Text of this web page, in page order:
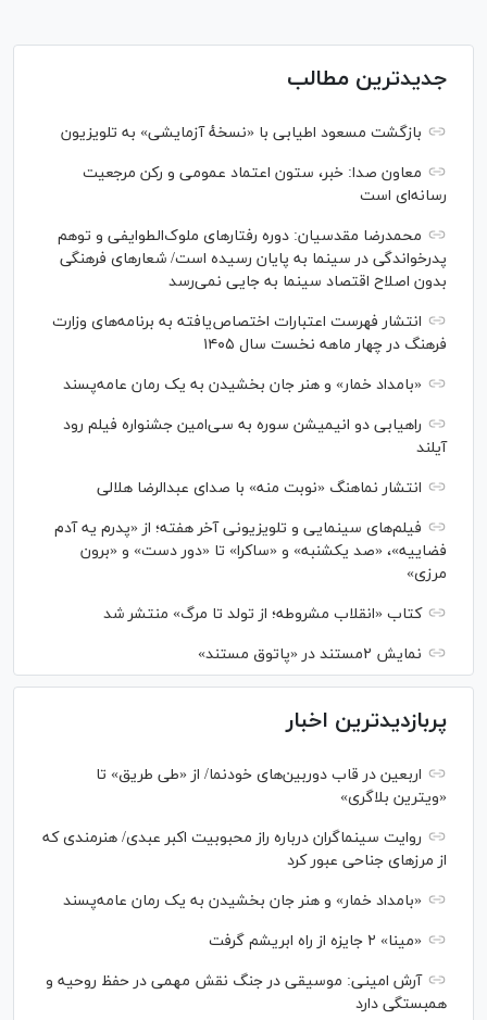
جدیدترین مطالب
بازگشت مسعود اطیابی با «نسخهٔ آزمایشی» به تلویزیون
معاون صدا: خبر، ستون اعتماد عمومی و رکن مرجعیت
رسانه‌ای است
محمدرضا مقدسیان: دوره رفتارهای ملوک‌الطوایفی و توهم
پدرخواندگی در سینما به پایان رسیده است/ شعارهای فرهنگی
بدون اصلاح اقتصاد سینما به جایی نمی‌رسد
انتشار فهرست اعتبارات اختصاص‌یافته به برنامه‌های وزارت
فرهنگ در چهار ماهه نخست سال ۱۴۰۵
«بامداد خمار» و هنر جان بخشیدن به یک رمان عامه‌پسند
راهیابی دو انیمیشن سوره به سی‌امین جشنواره فیلم رود
آیلند
انتشار نماهنگ «نوبت منه» با صدای عبدالرضا هلالی
فیلم‌های سینمایی و تلویزیونی آخر هفته؛ از «پدرم یه آدم
فضاییه»، «صد یکشنبه» و «ساکرا» تا «دور دست» و «برون
مرزی»
کتاب «انقلاب مشروطه؛ از تولد تا مرگ» منتشر شد
نمایش ۲مستند در «پاتوق مستند»
پربازدیدترین اخبار
اربعین در قاب دوربین‌های خودنما/ از «طی طریق» تا
«ویترین بلاگری»
روایت سینماگران درباره راز محبوبیت اکبر عبدی/ هنرمندی که
از مرزهای جناحی عبور کرد
«بامداد خمار» و هنر جان بخشیدن به یک رمان عامه‌پسند
«مینا» ۲ جایزه از راه ابریشم گرفت
آرش امینی: موسیقی در جنگ نقش مهمی در حفظ روحیه و
همبستگی دارد